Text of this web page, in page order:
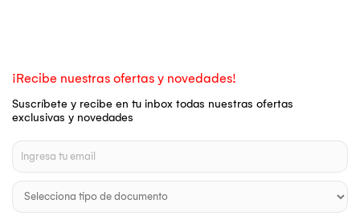
¡Recibe nuestras ofertas y novedades!
Suscríbete y recibe en tu inbox todas nuestras ofertas
exclusivas y novedades